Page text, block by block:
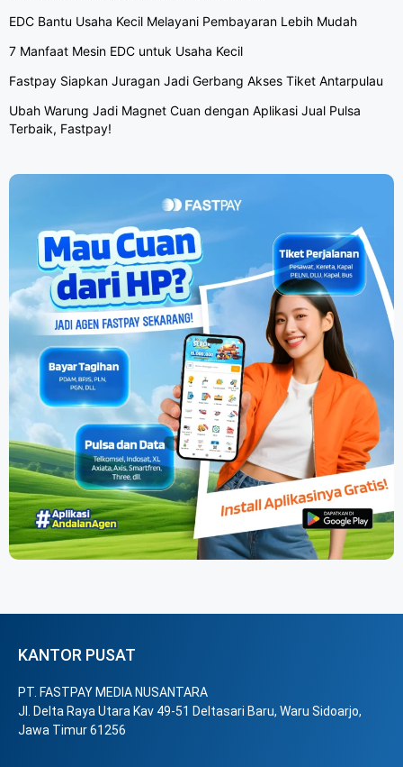
EDC Bantu Usaha Kecil Melayani Pembayaran Lebih Mudah
7 Manfaat Mesin EDC untuk Usaha Kecil
Fastpay Siapkan Juragan Jadi Gerbang Akses Tiket Antarpulau
Ubah Warung Jadi Magnet Cuan dengan Aplikasi Jual Pulsa
Terbaik, Fastpay!
KANTOR PUSAT
PT. FASTPAY MEDIA NUSANTARA
Jl. Delta Raya Utara Kav 49-51 Deltasari Baru, Waru Sidoarjo,
Jawa Timur 61256